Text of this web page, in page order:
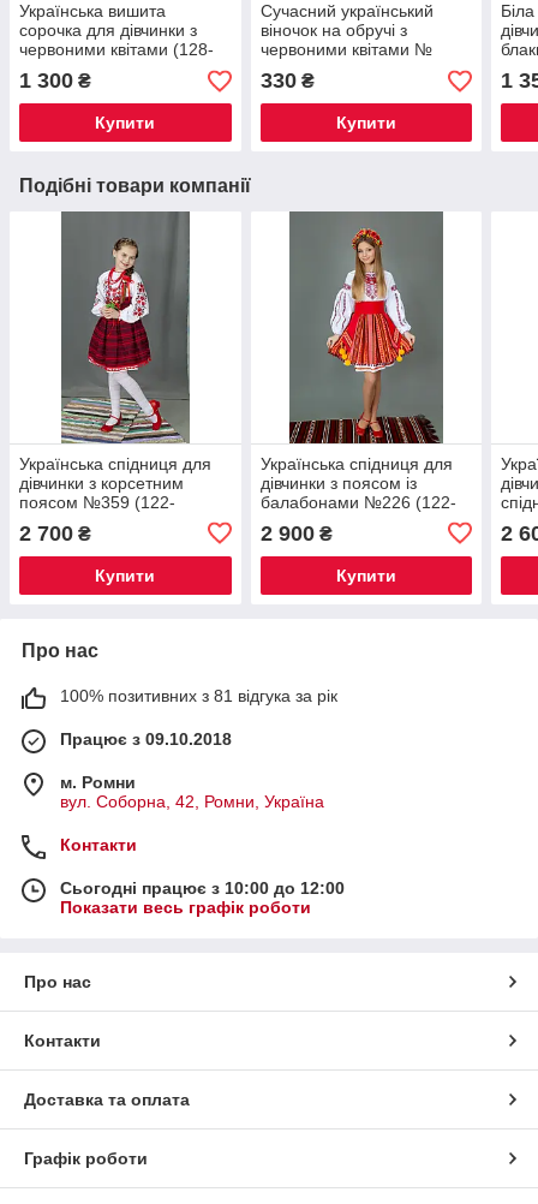
Українська вишита
сорочка для дівчинки з
червоними квітами (128-
1 300 ₴
Купити
Сучасний український
віночок на обручі з
червоними квітами №
330₴
Купити
1
Подібні товари компанії
Українська спідниця для
дівчинки з корсетним
поясом №359 (122-
2 700 ₴
Купити
Українська спідниця для
дівчинки з поясом із
балабонами №226 (122-
2 900₴
Купити
2
Про нас
100% позитивних з 81 відгука за рік
Працює з 09.10.2018
м. Ромни
вул. Соборна, 42, Ромни, Україна
Контакти
Сьогодні працює з 10:00 до 12:00
Показати весь графік роботи
Про нас
Контакти
Доставка та оплата
Графік роботи